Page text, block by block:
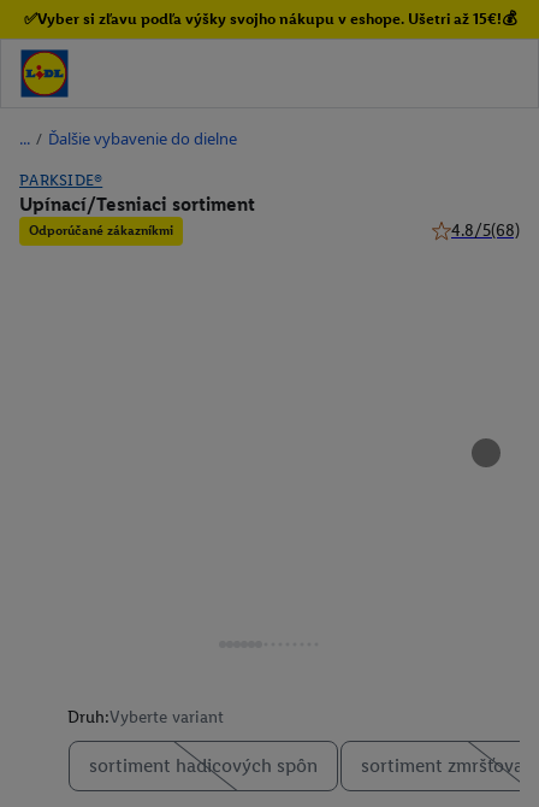
✅Vyber si zľavu podľa výšky svojho nákupu v eshope. Ušetri až 15€!💰
/ Ďalšie vybavenie do dielne
PARKSIDE®
Upínací/Tesniaci sortiment
Odporúčané zákazníkmi 4.8/5(68)
Druh:Vyberte variant
sortiment hadicových spôn sortiment